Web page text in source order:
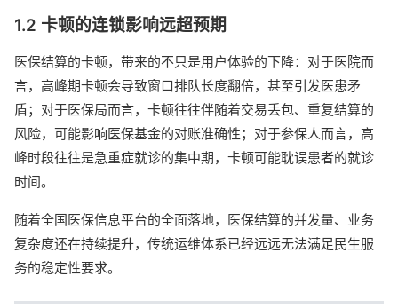
1.2 卡顿的连锁影响远超预期
医保结算的卡顿，带来的不只是用户体验的下降：对于医院而
言，高峰期卡顿会导致窗口排队长度翻倍，甚至引发医患矛
盾；对于医保局而言，卡顿往往伴随着交易丢包、重复结算的
风险，可能影响医保基金的对账准确性；对于参保人而言，高
峰时段往往是急重症就诊的集中期，卡顿可能耽误患者的就诊
时间。
随着全国医保信息平台的全面落地，医保结算的并发量、业务
复杂度还在持续提升，传统运维体系已经远远无法满足民生服
务的稳定性要求。